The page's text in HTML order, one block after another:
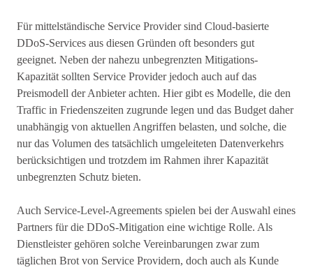
Für mittelständische Service Provider sind Cloud-basierte
DDoS-Services aus diesen Gründen oft besonders gut
geeignet. Neben der nahezu unbegrenzten Mitigations-
Kapazität sollten Service Provider jedoch auch auf das
Preismodell der Anbieter achten. Hier gibt es Modelle, die den
Traffic in Friedenszeiten zugrunde legen und das Budget daher
unabhängig von aktuellen Angriffen belasten, und solche, die
nur das Volumen des tatsächlich umgeleiteten Datenverkehrs
berücksichtigen und trotzdem im Rahmen ihrer Kapazität
unbegrenzten Schutz bieten.
Auch Service-Level-Agreements spielen bei der Auswahl eines
Partners für die DDoS-Mitigation eine wichtige Rolle. Als
Dienstleister gehören solche Vereinbarungen zwar zum
täglichen Brot von Service Providern, doch auch als Kunde